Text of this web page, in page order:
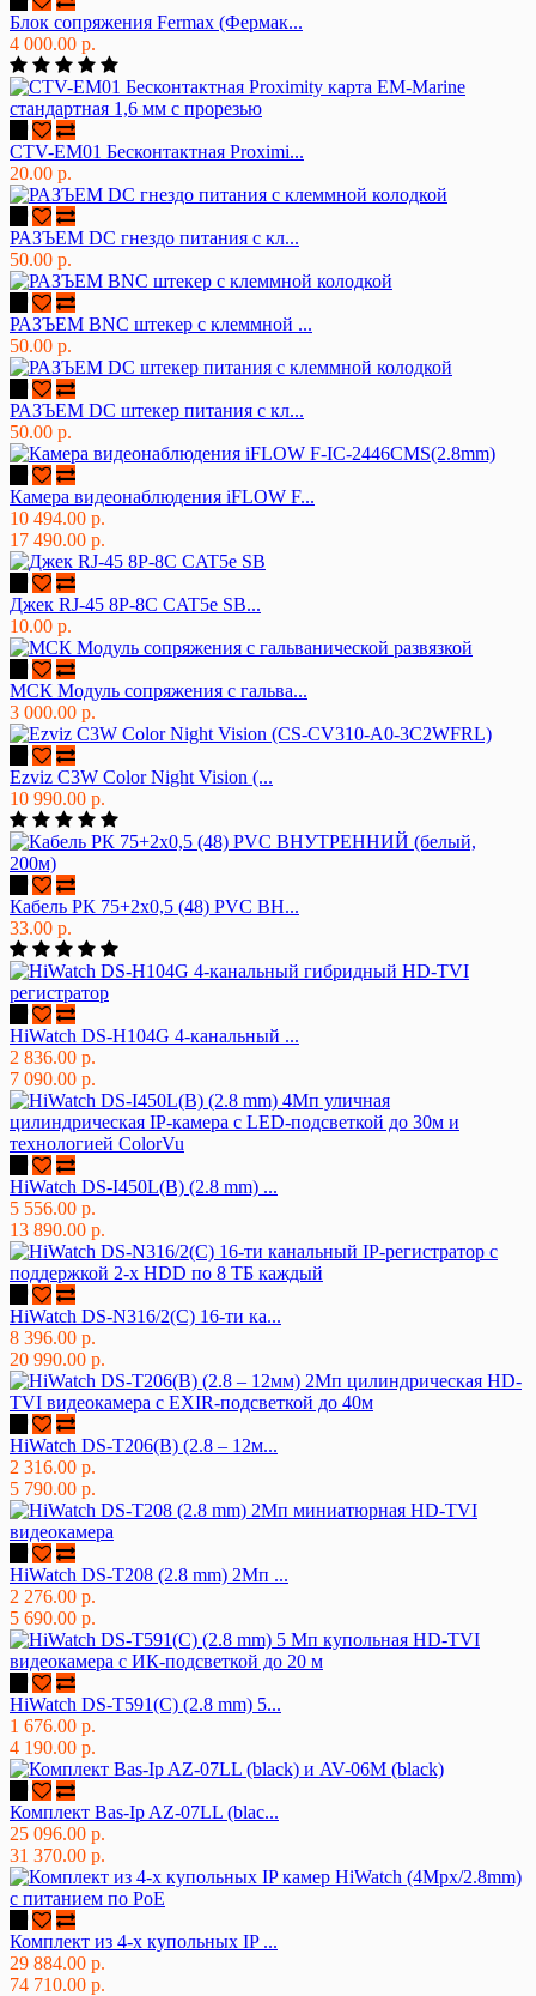
Блок сопряжения Fermax (Фермак...
4 000.00 р.
CTV-EM01 Бесконтактная Proximi...
20.00 р.
РАЗЪЕМ DC гнездо питания с кл...
50.00 р.
РАЗЪЕМ BNC штекер с клеммной ...
50.00 р.
РАЗЪЕМ DC штекер питания с кл...
50.00 р.
Камера видеонаблюдения iFLOW F...
10 494.00 р.
17 490.00 р.
Джек RJ-45 8P-8C CAT5e SB...
10.00 р.
МСК Модуль сопряжения с гальва...
3 000.00 р.
Ezviz C3W Color Night Vision (...
10 990.00 р.
Кабель РК 75+2х0,5 (48) PVC ВН...
33.00 р.
HiWatch DS-H104G 4-канальный ...
2 836.00 р.
7 090.00 р.
HiWatch DS-I450L(B) (2.8 mm) ...
5 556.00 р.
13 890.00 р.
HiWatch DS-N316/2(C) 16-ти ка...
8 396.00 р.
20 990.00 р.
HiWatch DS-T206(B) (2.8 – 12м...
2 316.00 р.
5 790.00 р.
HiWatch DS-T208 (2.8 mm) 2Мп ...
2 276.00 р.
5 690.00 р.
HiWatch DS-T591(C) (2.8 mm) 5...
1 676.00 р.
4 190.00 р.
Комплект Bas-Ip AZ-07LL (blac...
25 096.00 р.
31 370.00 р.
Комплект из 4-х купольных IP ...
29 884.00 р.
74 710.00 р.